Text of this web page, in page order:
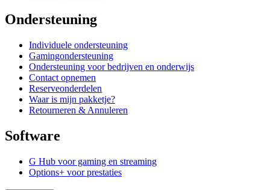
Ondersteuning
Individuele ondersteuning
Gamingondersteuning
Ondersteuning voor bedrijven en onderwijs
Contact opnemen
Reserveonderdelen
Waar is mijn pakketje?
Retourneren & Annuleren
Software
G Hub voor gaming en streaming
Options+ voor prestaties